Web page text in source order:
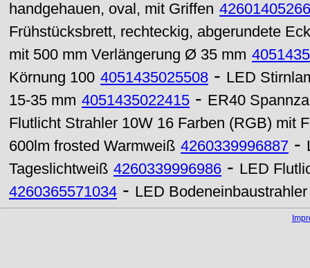
handgehauen, oval, mit Griffen
Frühstücksbrett, rechteckig, abgerundete
mit 500 mm Verlängerung Ø 35 mm
Körnung 100 4051435025508 - LED
15-35 mm 4051435022415 - ER40
Flutlicht Strahler 10W 16 Farben (RGB) mit
600lm frosted Warmweiß 4260339996887 -
Tageslichtweiß 4260339996986 - LED
4260365571034 - LED